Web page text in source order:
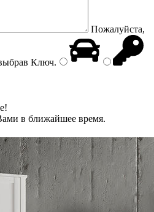
Пожалуйста,
Ключ.
в ближайшее время.